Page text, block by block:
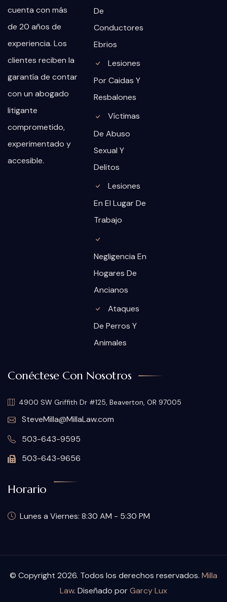
cuenta con más
de 20 años de
experiencia. Los
clientes reciben la
garantía de contar
con un abogado
litigante
comprometido,
experimentado y
accesible.
De
Conductores
Ebrios
Lesiones
Por Caidas Y
Resbalones
Víctimas
De Abuso
Sexual Y
Delitos
Lesiones
En El Lugar De
Trabajo
Negligencia En
Hogares De
Ancianos
Ataques
De Perros Y
Animales
Conéctese Con Nosotros
4900 SW Griffith Dr #125, Beaverton, OR 97005
SteveMilla@MillaLaw.com
503-643-9595
503-643-9656
Horario
Lunes a Viernes: 8:30 AM - 5:30 PM
© Copyright 2026. Todos los derechos reservados. Milla
Law. Diseñado porGarcy Lux